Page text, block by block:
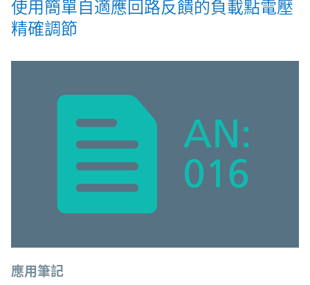
使用簡單自適應回路反饋的負載點電壓
精確調節
應用筆記